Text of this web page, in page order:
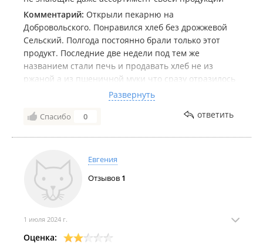
Комментарий: Открыли пекарню на
Добровольского. Понравился хлеб без дрожжевой
Сельский. Полгода постоянно брали только этот
продукт. Последние две недели под тем же
названием стали печь и продавать хлеб не из
ржаной а из пшеничной муки что сразу отразилось
и на цвете и на вкусе хлеба. Надувательство не
лучший способ привлечь новых и сохранить
постоянных клиентов
Развернуть
Спасибо 0 ответить
Евгения
Отзывов 1
1 июля 2024 г.
Оценка: